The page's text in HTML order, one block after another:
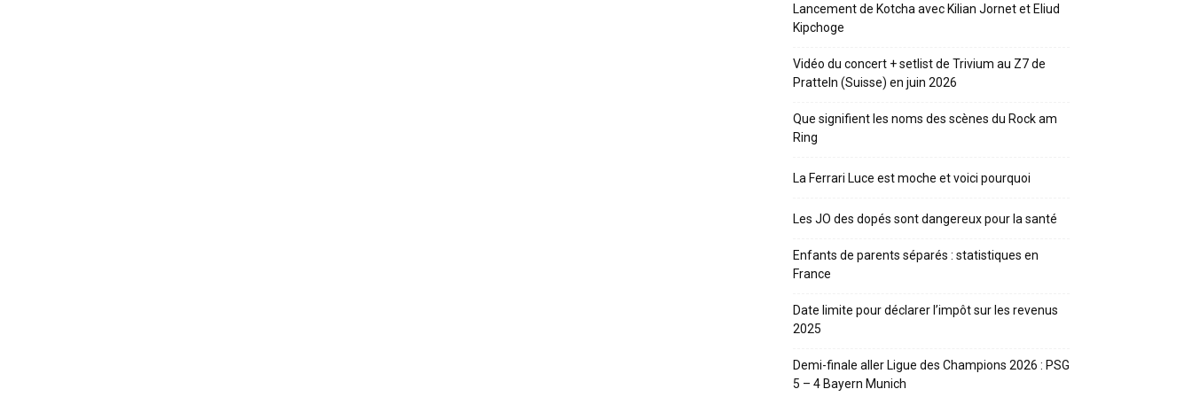
Lancement de Kotcha avec Kilian Jornet et Eliud
Kipchoge
Vidéo du concert + setlist de Trivium au Z7 de
Pratteln (Suisse) en juin 2026
Que signifient les noms des scènes du Rock am
Ring
La Ferrari Luce est moche et voici pourquoi
Les JO des dopés sont dangereux pour la santé
Enfants de parents séparés : statistiques en
France
Date limite pour déclarer l’impôt sur les revenus
2025
Demi-finale aller Ligue des Champions 2026 : PSG
5 – 4 Bayern Munich